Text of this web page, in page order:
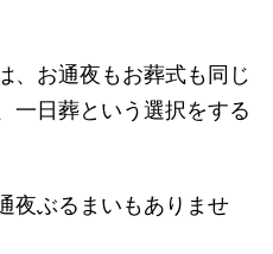
、お通夜もお葬式も同じ
一日葬という選択をする
夜ぶるまいもありませ